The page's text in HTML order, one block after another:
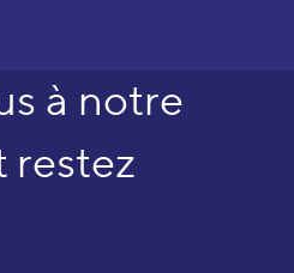
à notre
restez